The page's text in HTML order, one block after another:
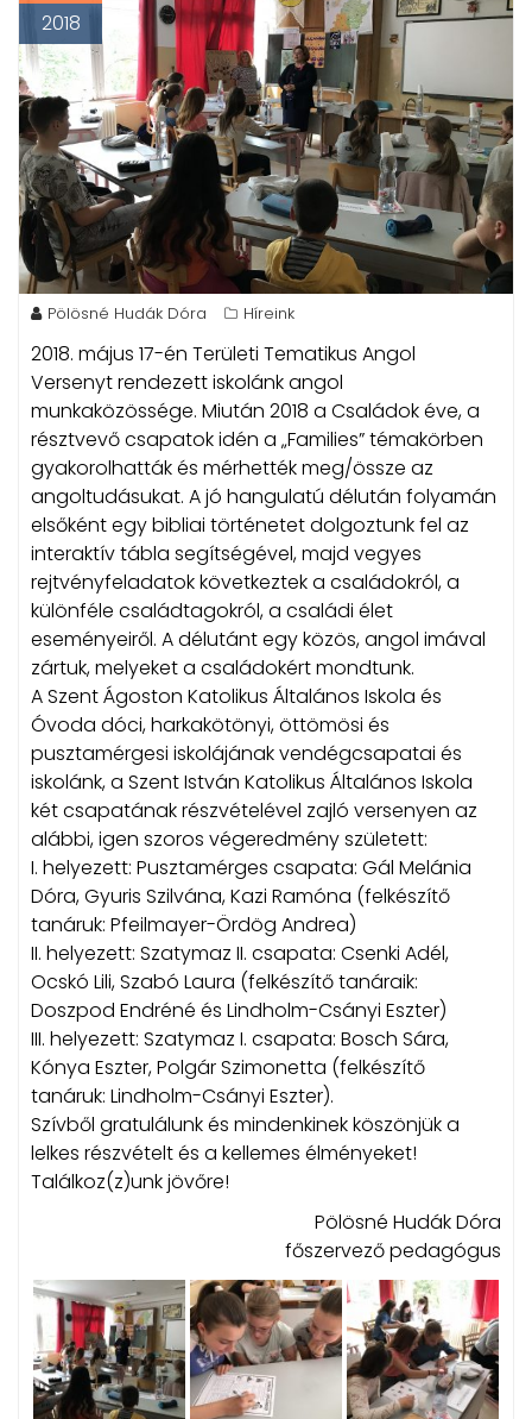
2018
Pölösné Hudák Dóra Híreink
2018. május 17-én Területi Tematikus Angol
Versenyt rendezett iskolánk angol
munkaközössége. Miután 2018 a Családok éve, a
résztvevő csapatok idén a „Families” témakörben
gyakorolhatták és mérhették meg/össze az
angoltudásukat. A jó hangulatú délután folyamán
elsőként egy bibliai történetet dolgoztunk fel az
interaktív tábla segítségével, majd vegyes
rejtvényfeladatok következtek a családokról, a
különféle családtagokról, a családi élet
eseményeiről. A délutánt egy közös, angol imával
zártuk, melyeket a családokért mondtunk.
A Szent Ágoston Katolikus Általános Iskola és
Óvoda dóci, harkakötönyi, öttömösi és
pusztamérgesi iskolájának vendégcsapatai és
iskolánk, a Szent István Katolikus Általános Iskola
két csapatának részvételével zajló versenyen az
alábbi, igen szoros végeredmény született:
I. helyezett: Pusztamérges csapata: Gál Melánia
Dóra, Gyuris Szilvána, Kazi Ramóna (felkészítő
tanáruk: Pfeilmayer-Ördög Andrea)
II. helyezett: Szatymaz II. csapata: Csenki Adél,
Ocskó Lili, Szabó Laura (felkészítő tanáraik:
Doszpod Endréné és Lindholm-Csányi Eszter)
III. helyezett: Szatymaz I. csapata: Bosch Sára,
Kónya Eszter, Polgár Szimonetta (felkészítő
tanáruk: Lindholm-Csányi Eszter).
Szívből gratulálunk és mindenkinek köszönjük a
lelkes részvételt és a kellemes élményeket!
Találkoz(z)unk jövőre!
Pölösné Hudák Dóra
főszervező pedagógus